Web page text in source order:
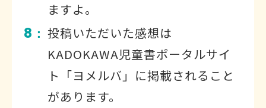
ますよ。
8 ： 投稿いただいた感想は
KADOKAWA児童書ポータルサイ
ト「ヨメルバ」に掲載されること
があります。